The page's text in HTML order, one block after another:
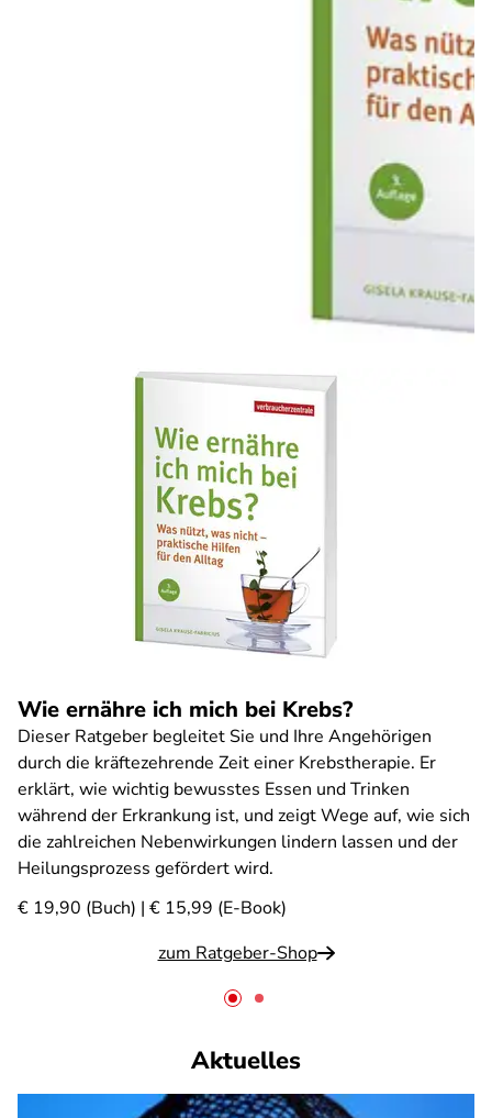
Wie ernähre ich mich bei Krebs?
Dieser Ratgeber begleitet Sie und Ihre Angehörigen
durch die kräftezehrende Zeit einer Krebstherapie. Er
erklärt, wie wichtig bewusstes Essen und Trinken
während der Erkrankung ist, und zeigt Wege auf, wie sich
die zahlreichen Nebenwirkungen lindern lassen und der
Heilungsprozess gefördert wird.
€ 19,90 (Buch) | € 15,99 (E-Book)
zum Ratgeber-Shop
Aktuelles